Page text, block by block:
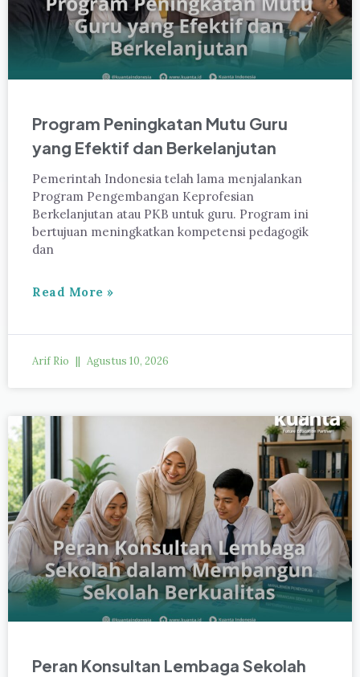
Program Peningkatan Mutu Guru
yang Efektif dan Berkelanjutan
Pemerintah Indonesia telah lama menjalankan
Program Pengembangan Keprofesian
Berkelanjutan atau PKB untuk guru. Program ini
bertujuan meningkatkan kompetensi pedagogik
dan
Read More »
Arif Rio Agustus 10, 2026
Peran Konsultan Lembaga Sekolah